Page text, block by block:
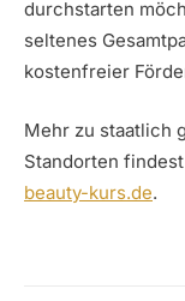
durchstarten
seltenes
kostenfreier
Mehr zu staatlich
Standorten
beauty-kurs.de.